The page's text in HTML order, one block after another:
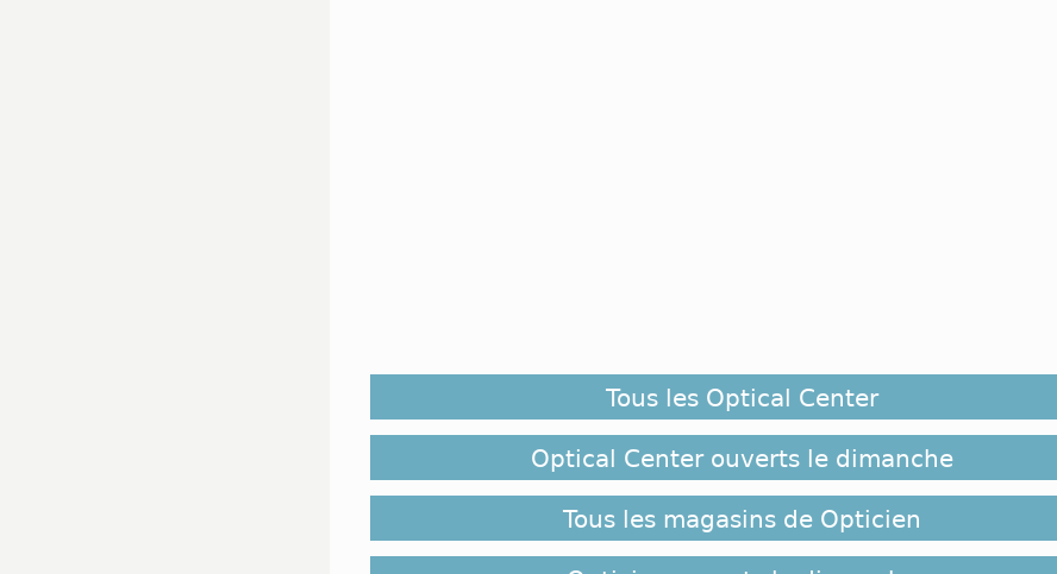
Tous les Optical Center
Optical Center ouverts le dimanche
Tous les magasins de Opticien